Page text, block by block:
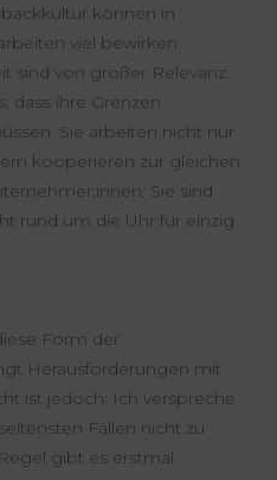
können in
viel bewirken.
sind von großer Relevanz.
dass ihre Grenzen
Sie arbeiten nicht nur
kooperieren zur gleichen
Sie sind
rund um die Uhr für einzig
Form der
Herausforderungen mit
ist jedoch: Ich verspreche
Fällen nicht zu
gibt es erstmal